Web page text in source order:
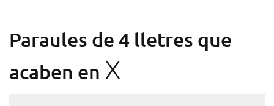
Paraules de 4 lletres que
acaben en X